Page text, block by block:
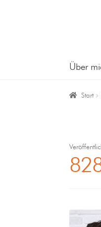
Über
Start